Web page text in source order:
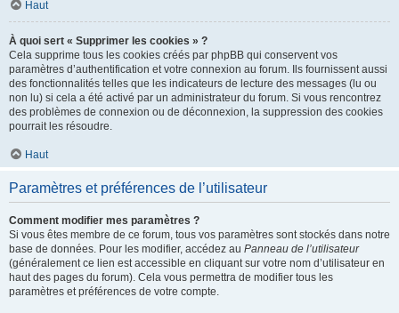
Haut
À quoi sert « Supprimer les cookies » ?
Cela supprime tous les cookies créés par phpBB qui conservent vos
paramètres d’authentification et votre connexion au forum. Ils fournissent aussi
des fonctionnalités telles que les indicateurs de lecture des messages (lu ou
non lu) si cela a été activé par un administrateur du forum. Si vous rencontrez
des problèmes de connexion ou de déconnexion, la suppression des cookies
pourrait les résoudre.
Haut
Paramètres et préférences de l’utilisateur
Comment modifier mes paramètres ?
Si vous êtes membre de ce forum, tous vos paramètres sont stockés dans notre
base de données. Pour les modifier, accédez au Panneau de l’utilisateur
(généralement ce lien est accessible en cliquant sur votre nom d’utilisateur en
haut des pages du forum). Cela vous permettra de modifier tous les
paramètres et préférences de votre compte.